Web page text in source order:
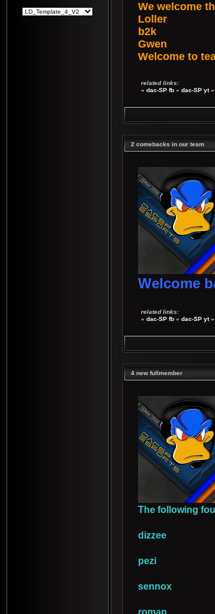
We welcome
Loller
b2k
Gwen
Welcome to
related links:
» dac-SP fb » dac-SP yt »
2 comebacks in our team
Welcome
related links:
» dac-SP fb » dac-SP yt »
4 new fullmember
The following
dizzee
pezi
sennox